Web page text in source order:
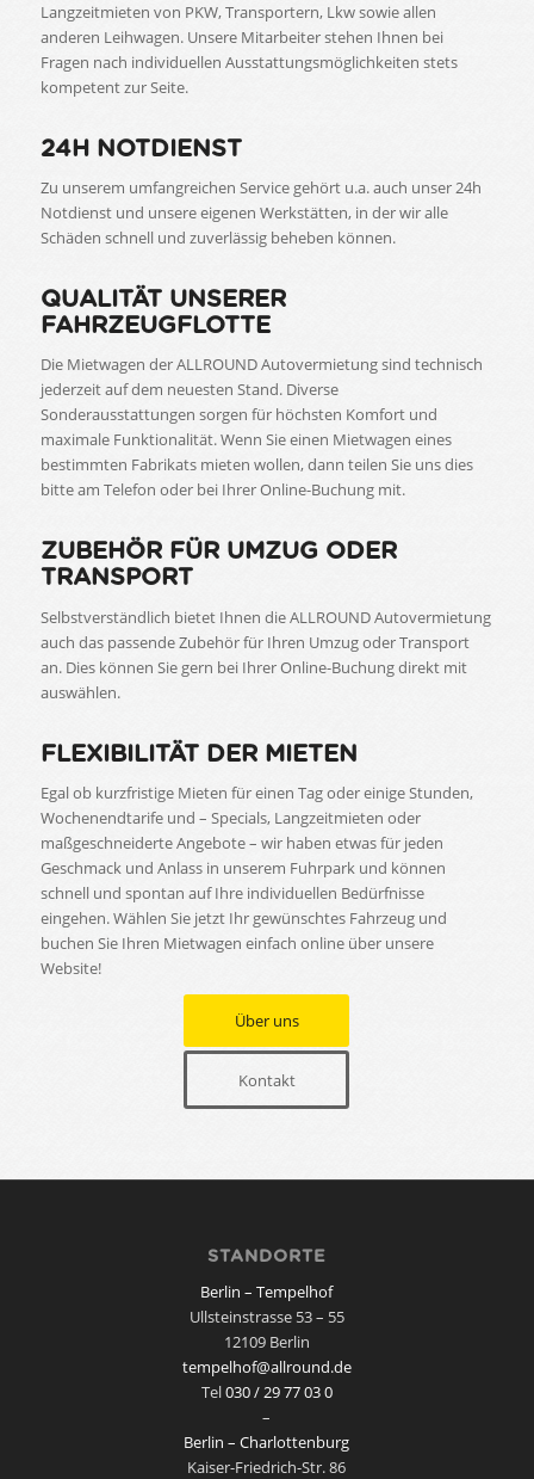
Langzeitmieten von PKW, Transportern, Lkw sowie allen
anderen Leihwagen. Unsere Mitarbeiter stehen Ihnen bei
Fragen nach individuellen Ausstattungsmöglichkeiten stets
kompetent zur Seite.
24H NOTDIENST
Zu unserem umfangreichen Service gehört u.a. auch unser 24h
Notdienst und unsere eigenen Werkstätten, in der wir alle
Schäden schnell und zuverlässig beheben können.
QUALITÄT UNSERER
FAHRZEUGFLOTTE
Die Mietwagen der ALLROUND Autovermietung sind technisch
jederzeit auf dem neuesten Stand. Diverse
Sonderausstattungen sorgen für höchsten Komfort und
maximale Funktionalität. Wenn Sie einen Mietwagen eines
bestimmten Fabrikats mieten wollen, dann teilen Sie uns dies
bitte am Telefon oder bei Ihrer Online-Buchung mit.
ZUBEHÖR FÜR UMZUG ODER
TRANSPORT
Selbstverständlich bietet Ihnen die ALLROUND Autovermietung
auch das passende Zubehör für Ihren Umzug oder Transport
an. Dies können Sie gern bei Ihrer Online-Buchung direkt mit
auswählen.
FLEXIBILITÄT DER MIETEN
Egal ob kurzfristige Mieten für einen Tag oder einige Stunden,
Wochenendtarife und – Specials, Langzeitmieten oder
maßgeschneiderte Angebote – wir haben etwas für jeden
Geschmack und Anlass in unserem Fuhrpark und können
schnell und spontan auf Ihre individuellen Bedürfnisse
eingehen. Wählen Sie jetzt Ihr gewünschtes Fahrzeug und
buchen Sie Ihren Mietwagen einfach online über unsere
Website!
Über uns
Kontakt
STANDORTE
Berlin – Tempelhof
Ullsteinstrasse 53 – 55
12109 Berlin
tempelhof@allround.de
Tel030 / 29 77 03 0
–
Berlin – Charlottenburg
Kaiser-Friedrich-Str. 86